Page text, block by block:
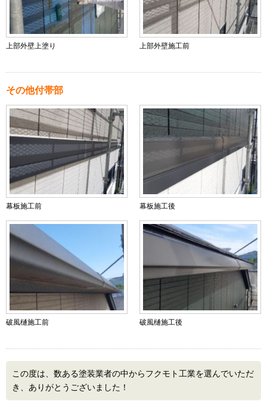
上部外壁上塗り 上部外壁施工前
その他付帯部
幕板施工前 幕板施工後
破風樋施工前 破風樋施工後
この度は、数ある塗装業者の中からフクモト工業を選んでいただ
き、ありがとうございました！